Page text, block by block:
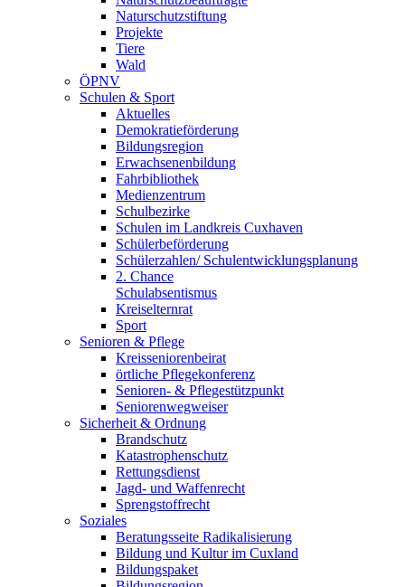
Naturschutzstiftung
Projekte
Tiere
Wald
ÖPNV
Schulen & Sport
Aktuelles
Demokratieförderung
Bildungsregion
Erwachsenenbildung
Fahrbibliothek
Medienzentrum
Schulbezirke
Schulen im Landkreis Cuxhaven
Schülerbeförderung
Schülerzahlen/ Schulentwicklungsplanung
2. Chance
Schulabsentismus
Kreiselternrat
Sport
Senioren & Pflege
Kreisseniorenbeirat
örtliche Pflegekonferenz
Senioren- & Pflegestützpunkt
Seniorenwegweiser
Sicherheit & Ordnung
Brandschutz
Katastrophenschutz
Rettungsdienst
Jagd- und Waffenrecht
Sprengstoffrecht
Soziales
Beratungsseite Radikalisierung
Bildung und Kultur im Cuxland
Bildungspaket